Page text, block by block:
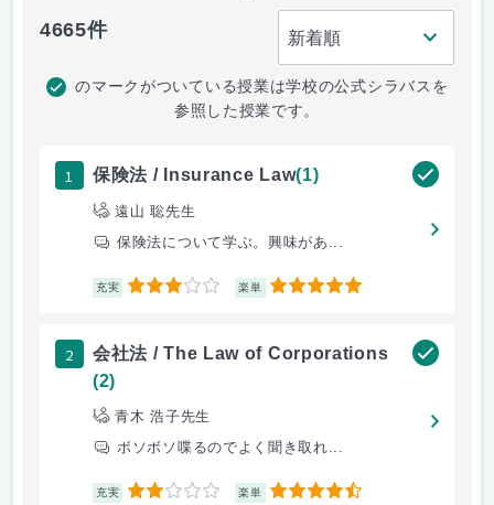
4665件
のマークがついている授業は学校の公式シラバスを
参照した授業です。
1 保険法 / Insurance Law(1)
遠山 聡先生
保険法について学ぶ。興味があ...
充実 3 楽単 5
2
会社法 / The Law of Corporations
(2)
青木 浩子先生
ボソボソ喋るのでよく聞き取れ...
充実 2 楽単 4.5